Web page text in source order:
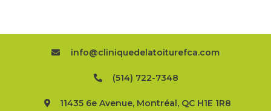
info@cliniquedelatoiturefca.com
(514) 722-7348
11435 6e Avenue, Montréal, QC H1E 1R8